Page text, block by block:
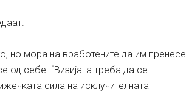
но мора на вработените да им пренесе
од себе. “Визијата треба да се
сила на исклучителната